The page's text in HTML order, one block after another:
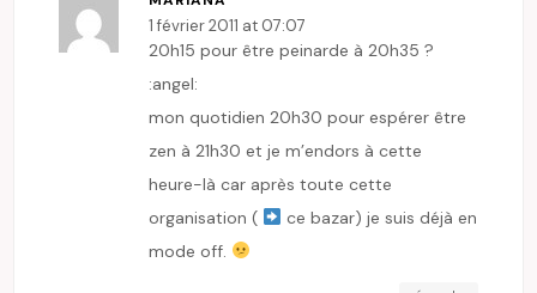
1 février 2011 at 07:07
20h15 pour être peinarde à 20h35 ?
:angel:
mon quotidien 20h30 pour espérer être
zen à 21h30 et je m’endors à cette
heure-là car après toute cette
organisation (
ce bazar) je suis déjà en
mode off.